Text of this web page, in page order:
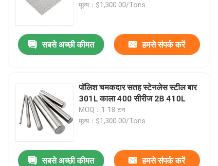
मूल्य：$1,300.00/Tons
सबसे अच्छी कीमत हमसे संपर्क करें
पॉलिश चमकदार सतह स्टेनलेस स्टील बार
301L काला 400 सीरीज 2B 410L
MOQ：1-18 टन
मूल्य：$1,300.00/Tons
सबसे अच्छी कीमत हमसे संपर्क करें